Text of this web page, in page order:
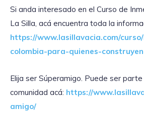
Si anda interesado en el Curso de
La Silla, acá encuentra toda la
https://www.lasillavacia.com/
colombia-para-quienes-
Elija ser Súperamigo. Puede ser
comunidad acá: https://
amigo/